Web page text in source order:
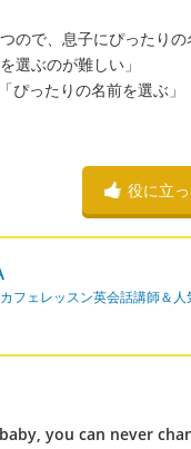
ので、息子にぴったり
選ぶのが難しい」
ったりの名前を選ぶ」
役に立
フェレッスン英会話講師＆人
you can never